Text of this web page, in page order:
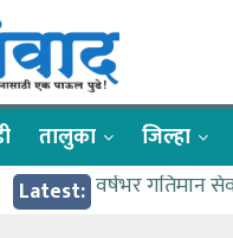
तालुका जिल्हा
Latest: वर्षभर गतिमान